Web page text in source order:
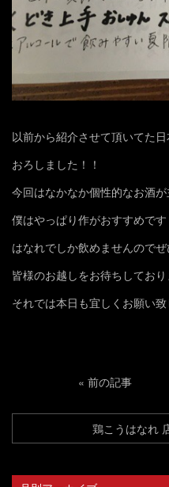
以前から紹介させて頂いてた
おろしました！！
今回はなかなか個性的なお酒
僕はやっぱり作がおすすめです
はなれでしか飲めませんので
皆様のお越しをお待ちしており
それでは本日も宜しくお願い
« 前の記事
鶏こうはなれ